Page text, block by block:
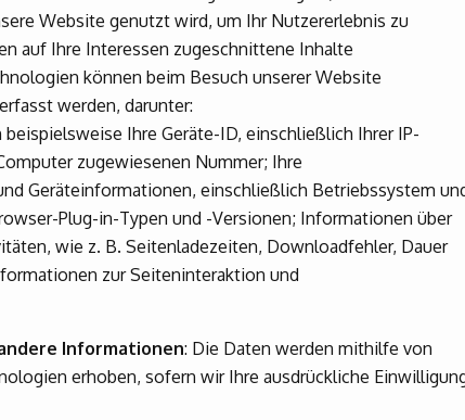
Website genutzt wird, um Ihr Nutzererlebnis zu
auf Ihre Interessen zugeschnittene Inhalte
können beim Besuch unserer Website
werden, darunter:
beispielsweise Ihre Geräte-ID, einschließlich Ihrer IP-
zugewiesenen Nummer; Ihre
Geräteinformationen, einschließlich Betriebssystem
Plug-in-Typen und -Versionen; Informationen über
wie z. B. Seitenladezeiten, Downloadfehler, Dauer
zur Seiteninteraktion und
Informationen: Die Daten werden mithilfe von
erhoben, sofern wir Ihre ausdrückliche